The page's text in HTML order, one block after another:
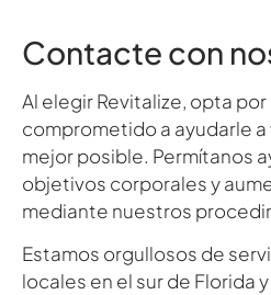
Contacte con
Al elegir Revitalize, opta
comprometido a ayudarle
mejor posible. Permítanos
objetivos corporales y
mediante nuestros
Estamos orgullosos de
locales en el sur de Florida